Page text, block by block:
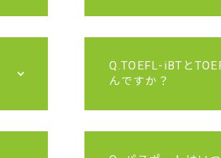
Q.TOEFL-iBTと
んですか？